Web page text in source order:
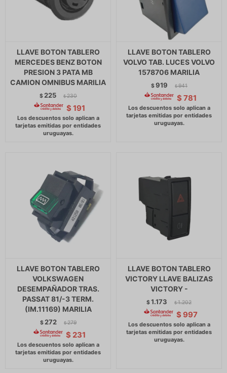
LLAVE BOTON TABLERO
MERCEDES BENZ BOTON
PRESION 3 PATA MB
CAMION OMNIBUS MARILIA
$ 225 $ 230
$ 191
LLAVE BOTON TABLERO
VOLVO TAB. LUCES VOLVO
1578706 MARILIA
$919 $ 941
$ 781
LLAVE BOTON TABLERO
VOLKSWAGEN
DESEMPAÑADOR TRAS.
PASSAT 81/-3 TERM.
(IM.11169) MARILIA
$ 272 $ 279
$ 231
LLAVE BOTON TABLERO
VICTORY LLAVE BALIZAS
VICTORY -
$1.173 $ 1.202
$ 997